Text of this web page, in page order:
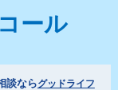
ール
談ならグッドライフ